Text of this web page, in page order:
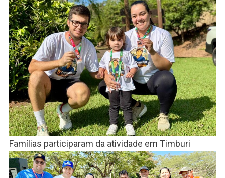
Famílias participaram da atividade em Timburi